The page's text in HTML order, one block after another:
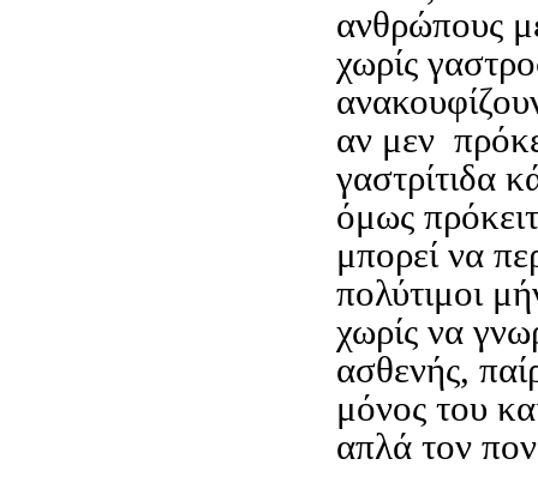
ανθρώπους
χωρίς
αν μεν
γαστρίτιδα
όμως
μπορεί να
πολύτιμοι
χωρίς να
ασθενής,
μόνος του
απλά τον